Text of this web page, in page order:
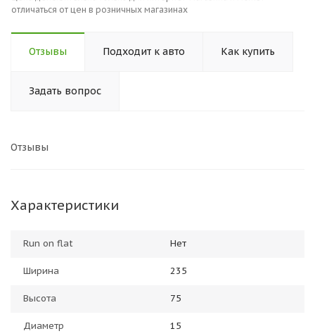
отличаться от цен в розничных магазинах
Отзывы Подходит к авто Как купить
Задать вопрос
Отзывы
Характеристики
Run on flat Нет
Ширина 235
Высота 75
Диаметр 15